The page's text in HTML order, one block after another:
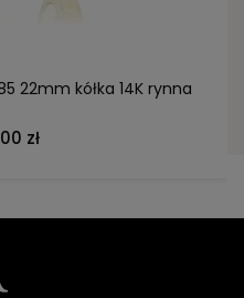
22mm kółka 14K rynna
zł